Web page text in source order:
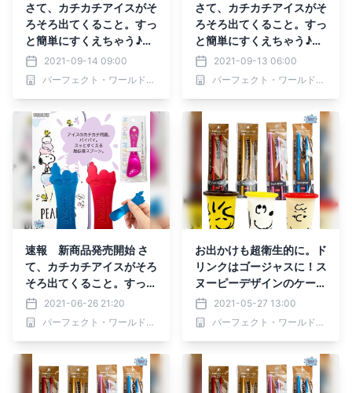
さて、カチカチアイスがそ
ろそろ出てくること。すっ
と簡単にすくえちゃう♪ス
ヌーピーのアイスクリーム
スプーンたちで解決。
2021-09-14 09:00
パーフェクト・ワールド株式会社
さて、カチカチアイスがそ
ろそろ出てくること。すっ
と簡単にすくえちゃう♪ス
ヌーピーのアイスクリーム
スプーンたちで解決。
2021-09-13 06:00
パーフェクト・ワールド株式会社
速報 新商品発売開始 さ
て、カチカチアイスがそろ
そろ出てくること。すっと
簡単にすくえちゃう♪スヌ
ーピーのアイスクリームス
プーンたちで解決。
2021-06-26 21:20
パーフェクト・ワールド株式会社
お出かけも超衛生的に。ド
リンクはゴージャスに！ス
ヌーピーデザインのケース
付きアルミ製ストローに新
色。
2021-05-27 13:00
パーフェクト・ワールド株式会社